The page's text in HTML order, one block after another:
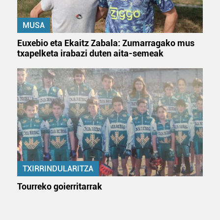
erabiltzeko baimen esplizitua ematen diguzu.Gehiago
irakurri
MUSA
Euxebio eta Ekaitz Zabala: Zumarragako mus
txapelketa irabazi duten aita-semeak
TXIRRINDULARITZA
Tourreko goierritarrak